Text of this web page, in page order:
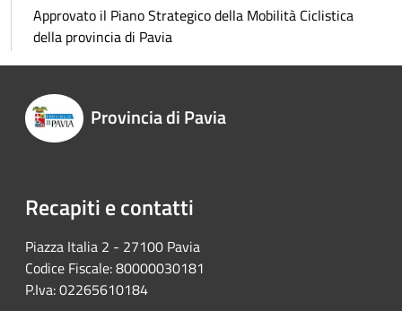
Approvato il Piano Strategico della Mobilità Ciclistica
della provincia di Pavia
Provincia di Pavia
Recapiti e contatti
Piazza Italia 2 - 27100 Pavia
Codice Fiscale: 80000030181
P.Iva: 02265610184